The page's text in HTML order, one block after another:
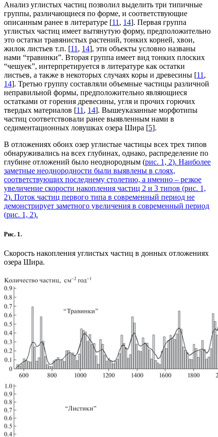
Анализ углистых частиц позволил выделить три типичные
группы, различающиеся по форме, и соответствующие
описанным ранее в литературе [11, 14]. Первая группа
углистых частиц имеет вытянутую форму, предположительно
это остатки травянистых растений, тонких корней, хвои,
жилок листьев т.п. [11, 14], эти объекты условно названы
нами “травинки”. Вторая группа имеет вид тонких плоских
“чешуек”, интерпретируется в литературе как остатки
листьев, а также в некоторых случаях коры и древесины [11,
14]. Третью группу составляли объемные частицы различной
неправильной формы, предположительно являющиеся
остатками от горения древесины, угля и прочих горючих
твердых материалов [11, 14]. Вышеуказанные морфотипы
частиц соответствовали ранее выявленным нами в
седиментационных ловушках озера Шира [5].
В отложениях обоих озер углистые частицы всех трех типов
обнаруживались на всех глубинах, однако, распределение по
глубине отложений было неоднородным (рис. 1, 2). Наиболее
заметные неоднородности были выявлены в слоях,
соответствующих последнему столетию, а именно – резкое
увеличение скорости накопления частиц 2 и 3 типов (рис. 1,
2). Поток частиц первого типа в современный период не
демонстрирует заметного увеличения в современный период
(рис. 1, 2).
Рис. 1.
Скорость накопления углистых частиц в донных отложениях
озера Шира.